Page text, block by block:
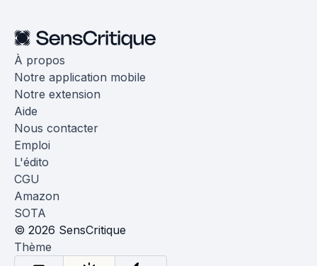
À propos
Notre application mobile
Notre extension
Aide
Nous contacter
Emploi
L'édito
CGU
Amazon
SOTA
© 2026 SensCritique
Thème